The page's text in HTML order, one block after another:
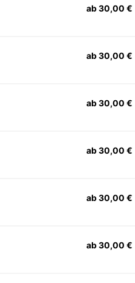
ab 30,00 €
ab 30,00 €
ab 30,00 €
ab 30,00 €
ab 30,00 €
ab 30,00 €